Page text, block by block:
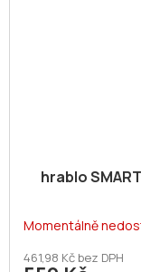
hrablo
Momentálně
461,98 Kč bez DPH